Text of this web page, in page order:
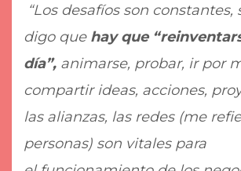
“Los desafíos son constantes,
digo que hay que
día”, animarse, probar, ir por
compartir ideas, acciones,
las alianzas, las redes (me
personas) son vitales para